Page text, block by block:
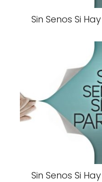
Sin Senos Si
Sin Senos Si